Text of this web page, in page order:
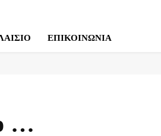
ΕΠΙΚΟΙΝΩΝΙΑ
…